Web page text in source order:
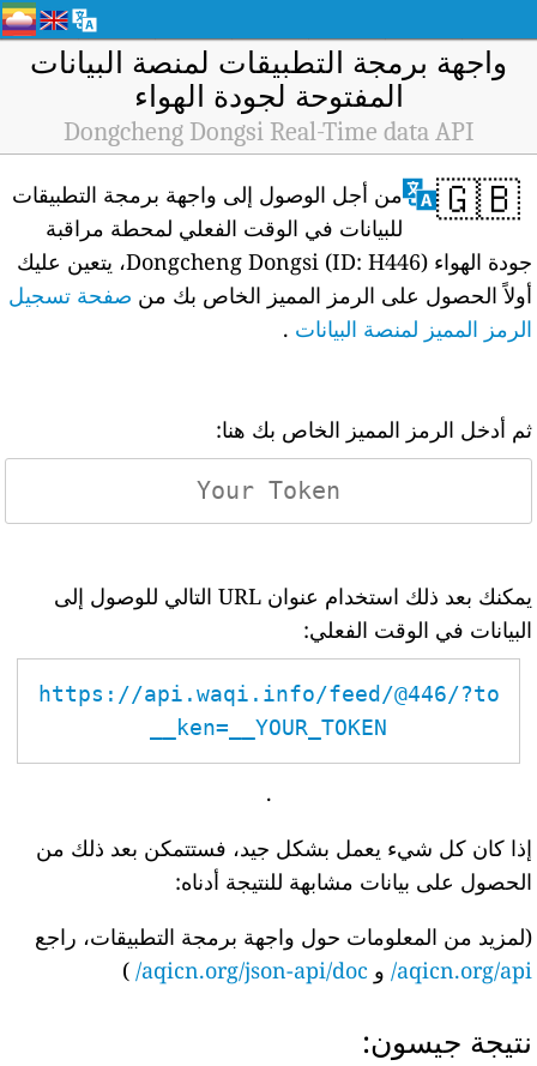
واجهة برمجة التطبيقات لمنصة البيانات
المفتوحة لجودة الهواء
Dongcheng Dongsi Real-Time data API
🇬🇧
من أجل الوصول إلى واجهة برمجة التطبيقات
للبيانات في الوقت الفعلي لمحطة مراقبة
جودة الهواء Dongcheng Dongsi (ID: H446)، يتعين عليك
أولاً الحصول على الرمز المميز الخاص بك من صفحة تسجيل
الرمز المميز لمنصة البيانات .
ثم أدخل الرمز المميز الخاص بك هنا:
يمكنك بعد ذلك استخدام عنوان URL التالي للوصول إلى
البيانات في الوقت الفعلي:
https://api.waqi.info/feed/@446/?to
ken=__YOUR_TOKEN__
.
إذا كان كل شيء يعمل بشكل جيد، فستتمكن بعد ذلك من
الحصول على بيانات مشابهة للنتيجة أدناه:
(لمزيد من المعلومات حول واجهة برمجة التطبيقات، راجع
aqicn.org/api/ و aqicn.org/json-api/doc/
)
نتيجة جيسون: